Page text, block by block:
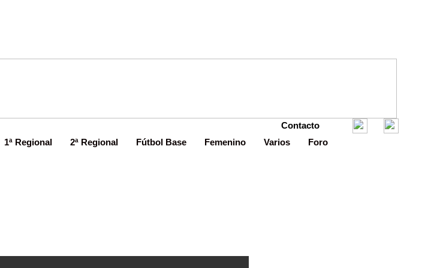
Contacto
1ª Regional 2ª Regional Fútbol Base Femenino Varios Foro